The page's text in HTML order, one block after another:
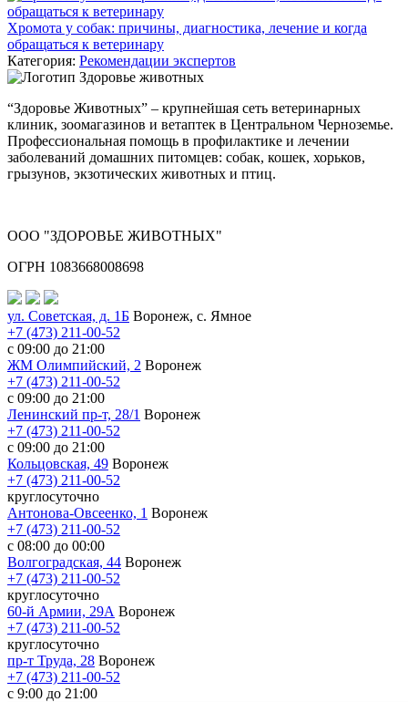
Хромота у собак: причины, диагностика, лечение и когда
обращаться к ветеринару
Категория: Рекомендации экспертов
“Здоровье Животных” – крупнейшая сеть ветеринарных
клиник, зоомагазинов и ветаптек в Центральном Черноземье.
Профессиональная помощь в профилактике и лечении
заболеваний домашних питомцев: собак, кошек, хорьков,
грызунов, экзотических животных и птиц.
ООО "ЗДОРОВЬЕ ЖИВОТНЫХ"
ОГРН 1083668008698
ул. Советская, д. 1Б Воронеж, с. Ямное
+7 (473) 211-00-52
с 09:00 до 21:00
ЖМ Олимпийский, 2 Воронеж
+7 (473) 211-00-52
с 09:00 до 21:00
Ленинский пр-т, 28/1 Воронеж
+7 (473) 211-00-52
с 09:00 до 21:00
Кольцовская, 49 Воронеж
+7 (473) 211-00-52
круглосуточно
Антонова-Овсеенко, 1 Воронеж
+7 (473) 211-00-52
с 08:00 до 00:00
Волгоградская, 44 Воронеж
+7 (473) 211-00-52
круглосуточно
60-й Армии, 29А Воронеж
+7 (473) 211-00-52
круглосуточно
пр-т Труда, 28 Воронеж
+7 (473) 211-00-52
c 9:00 до 21:00